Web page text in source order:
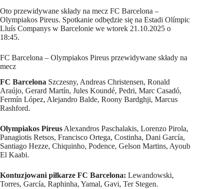
Oto przewidywane składy na mecz FC Barcelona –
Olympiakos Pireus. Spotkanie odbędzie się na Estadi Olímpic
Lluís Companys w Barcelonie we wtorek 21.10.2025 o
18:45.
FC Barcelona – Olympiakos Pireus przewidywane składy na
mecz
FC Barcelona Szczesny, Andreas Christensen, Ronald
Araújo, Gerard Martín, Jules Koundé, Pedri, Marc Casadó,
Fermín López, Alejandro Balde, Roony Bardghji, Marcus
Rashford.
Olympiakos Pireus Alexandros Paschalakis, Lorenzo Pirola,
Panagiotis Retsos, Francisco Ortega, Costinha, Dani García,
Santiago Hezze, Chiquinho, Podence, Gelson Martins, Ayoub
El Kaabi.
Kontuzjowani piłkarze FC Barcelona: Lewandowski,
Torres, García, Raphinha, Yamal, Gavi, Ter Stegen.